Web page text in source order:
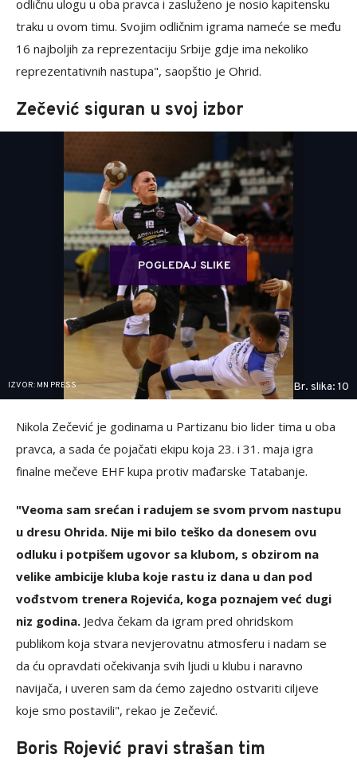
odličnu ulogu u oba pravca i zasluženo je nosio kapitensku
traku u ovom timu. Svojim odličnim igrama nameće se među
16 najboljih za reprezentaciju Srbije gdje ima nekoliko
reprezentativnih nastupa", saopštio je Ohrid.
Zečević siguran u svoj izbor
POGLEDAJ SLIKE
IZVOR: MN PRESS Br. slika: 10
Nikola Zečević je godinama u Partizanu bio lider tima u oba
pravca, a sada će pojačati ekipu koja 23. i 31. maja igra
finalne mečeve EHF kupa protiv mađarske Tatabanje.
"Veoma sam srećan i radujem se svom prvom nastupu
u dresu Ohrida. Nije mi bilo teško da donesem ovu
odluku i potpišem ugovor sa klubom, s obzirom na
velike ambicije kluba koje rastu iz dana u dan pod
vođstvom trenera Rojevića, koga poznajem već dugi
niz godina. Jedva čekam da igram pred ohridskom
publikom koja stvara nevjerovatnu atmosferu i nadam se
da ću opravdati očekivanja svih ljudi u klubu i naravno
navijača, i uveren sam da ćemo zajedno ostvariti ciljeve
koje smo postavili", rekao je Zečević.
Boris Rojević pravi strašan tim